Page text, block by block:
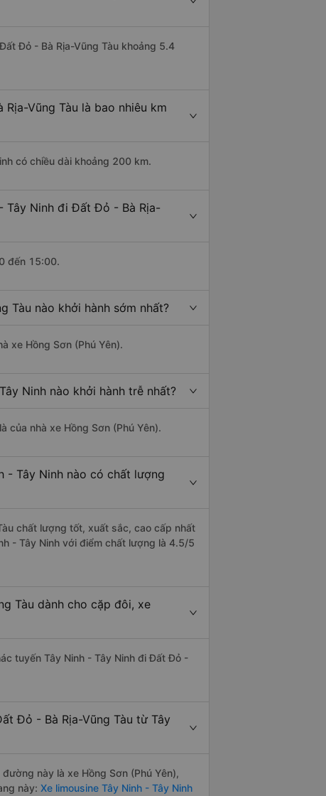
Đỏ - Bà Rịa-Vũng Tàu khoảng 5.4
Vũng Tàu là bao nhiêu km
có chiều dài khoảng 200 km.
Tây Ninh đi Đất Đỏ - Bà Rịa-
đến 15:00.
Tàu nào khởi hành sớm nhất?
xe Hồng Sơn (Phú Yên).
Ninh nào khởi hành trễ nhất?
của nhà xe Hồng Sơn (Phú Yên).
- Tây Ninh nào có chất lượng
chất lượng tốt, xuất sắc, cao cấp nhất
- Tây Ninh với điểm chất lượng là 4.5/5
Tàu dành cho cặp đôi, xe
tuyến Tây Ninh - Tây Ninh đi Đất Đỏ -
Đỏ - Bà Rịa-Vũng Tàu từ Tây
này là xe Hồng Sơn (Phú Yên),
này: Xe limousine Tây Ninh - Tây Ninh